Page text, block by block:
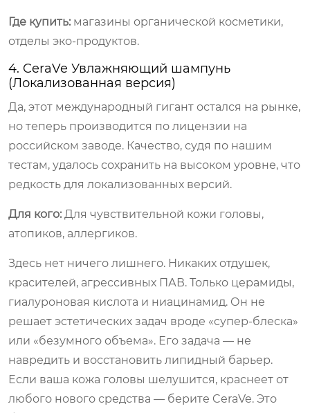
Где купить: магазины органической косметики,
отделы эко-продуктов.
4. CeraVe Увлажняющий шампунь
(Локализованная версия)
Да, этот международный гигант остался на рынке,
но теперь производится по лицензии на
российском заводе. Качество, судя по нашим
тестам, удалось сохранить на высоком уровне, что
редкость для локализованных версий.
Для кого: Для чувствительной кожи головы,
атопиков, аллергиков.
Здесь нет ничего лишнего. Никаких отдушек,
красителей, агрессивных ПАВ. Только церамиды,
гиалуроновая кислота и ниацинамид. Он не
решает эстетических задач вроде «супер-блеска»
или «безумного объема». Его задача — не
навредить и восстановить липидный барьер.
Если ваша кожа головы шелушится, краснеет от
любого нового средства — берите CeraVe. Это